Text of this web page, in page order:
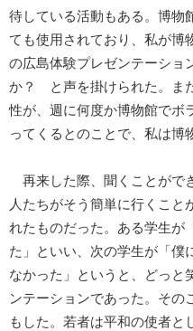
待している活動もある。博物
ても使用されており、私が博
の広島体験プレゼンテーショ
か？ と声を掛けられた。ま
性が、週に何度か博物館でボ
ってくるとのことで、私は博
再来した際、聞くことがで
人たちがそう簡単に行くこと
れたものだった。ある学生が
た」といい、次の学生が「僕
なかった」というと、どっと
ンテーションであった。その
もした。若者は平和の使者と